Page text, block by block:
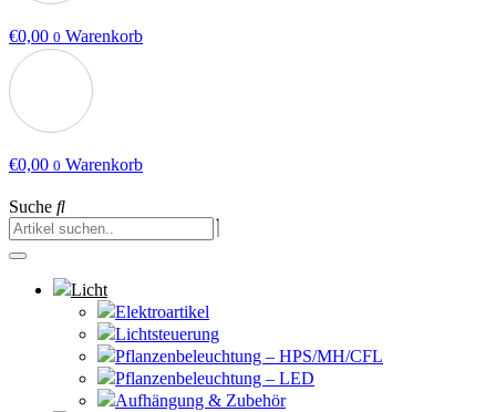
€0,00 0 Warenkorb
€0,00 0 Warenkorb
Suche
Licht
Elektroartikel
Lichtsteuerung
Pflanzenbeleuchtung – HPS/MH/CFL
Pflanzenbeleuchtung – LED
Aufhängung & Zubehör